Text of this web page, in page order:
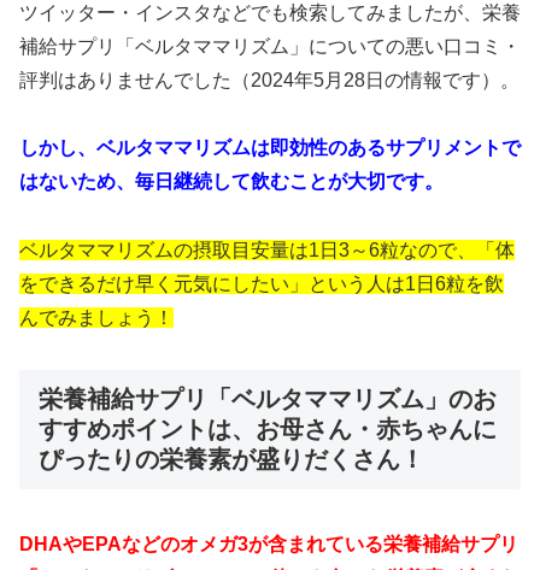
ツイッター・インスタなどでも検索してみましたが、栄養
補給サプリ「ベルタママリズム」についての悪い口コミ・
評判はありませんでした（2024年5月28日の情報です）。
しかし、ベルタママリズムは即効性のあるサプリメントで
はないため、毎日継続して飲むことが大切です。
ベルタママリズムの摂取目安量は1日3～6粒なので、「体
をできるだけ早く元気にしたい」という人は1日6粒を飲
んでみましょう！
栄養補給サプリ「ベルタママリズム」のお
すすめポイントは、お母さん・赤ちゃんに
ぴったりの栄養素が盛りだくさん！
DHAやEPAなどのオメガ3が含まれている栄養補給サプリ